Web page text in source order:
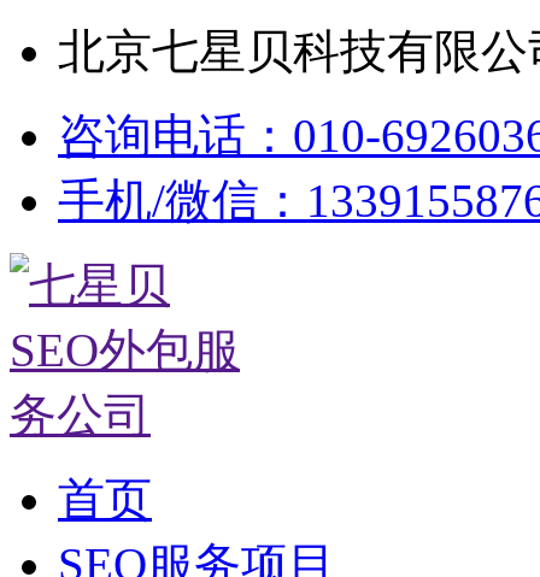
北京七星贝科技有限
咨询电话：010-
手机/微信：
首页
SEO服务项目